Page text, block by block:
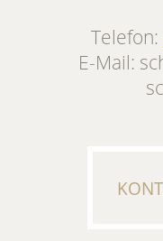
Telefon:
E-Mail: